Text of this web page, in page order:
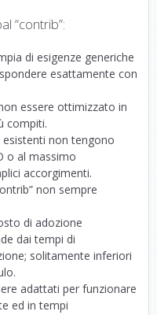
“contrib”:
di esigenze generiche
esattamente con
essere ottimizzato in
compiti.
non tengono
o al massimo
accorgimenti.
non sempre
di adozione
dai tempi di
solitamente inferiori
adattati per funzionare
ed in tempi